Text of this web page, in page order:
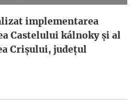
implementarea
Castelului kálnoky și al
Crișului, județul